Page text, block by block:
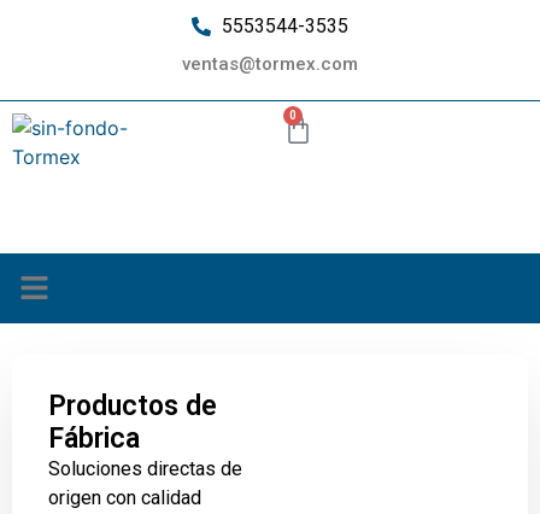
5553544-3535
ventas@tormex.com
0
Productos de
Fábrica
Soluciones directas de
origen con calidad